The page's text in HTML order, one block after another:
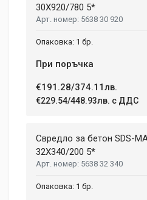
30X920/780 5*
5638 30 920
1 бр.
При поръчка
€191.28/374.11лв.
€229.54/448.93лв. с ДДС
Свредло за бетон SDS-
32X340/200 5*
5638 32 340
1 бр.